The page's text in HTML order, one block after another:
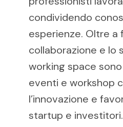
condividendo
esperienze. Oltre a
collaborazione e lo
working space
eventi e workshop
l’innovazione e
startup e investitori.